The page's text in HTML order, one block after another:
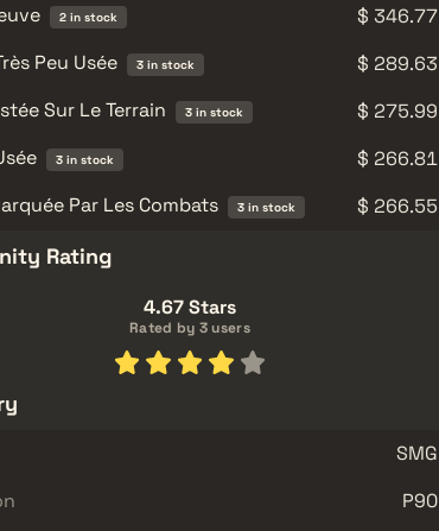
2 in stock
$ 346.77
Peu Usée
3 in stock
$ 289.63
Sur Le Terrain
3 in stock
$ 275.99
3 in stock
$ 266.81
Par Les Combats
3 in stock $ 266.55
Rating
4.67 Stars
Rated by 3 users
SMG
P90